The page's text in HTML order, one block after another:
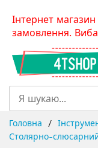
SkipІнтернет
замовлення.
Головна
Столярно-